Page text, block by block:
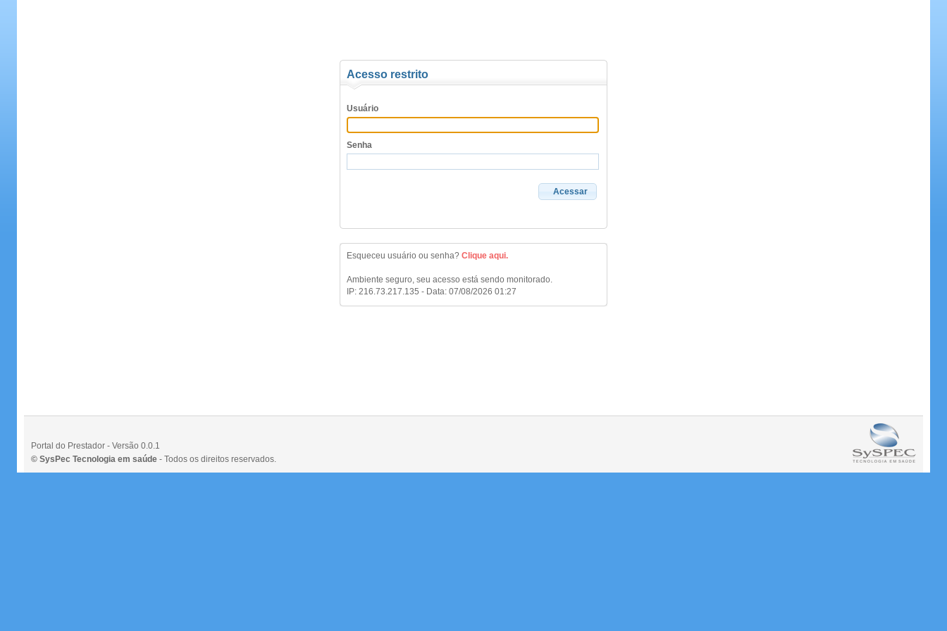
Acesso restrito
Usuário
Senha
Acessar
Esqueceu usuário ou senha?Clique aqui.
Ambiente seguro, seu acesso está sendo monitorado.
IP: 216.73.217.135 - Data: 07/08/2026 01:27
Portal do Prestador - Versão 0.0.1
© SysPec Tecnologia em saúde- Todos os direitos reservados.